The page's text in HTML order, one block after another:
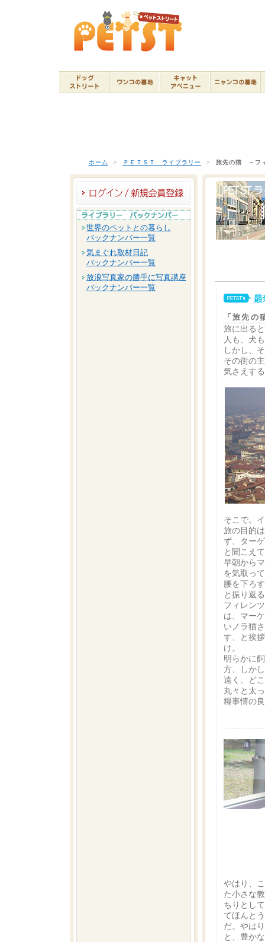
ホーム > ＰＥＴＳＴ ライブラリー > 旅先の猫 ～フ
世界のペットとの暮らし
バックナンバー一覧
気まぐれ取材日記
バックナンバー一覧
放浪写真家の勝手に写真講座
バックナンバー一覧
「旅先
旅に出る
人も、犬
しかし、
その街の
気さえす
そこで。
旅の目的
ず、ター
と聞こえ
早朝から
を気取っ
腰を下ろ
と振り返
フィレン
は、マー
いノラ猫
す、と挨
け。
明らかに
方、しか
遠く、ど
丸々と太
糧事情の
やはり、
た小さな
ちりとし
てほんと
だ。やは
と、豊か